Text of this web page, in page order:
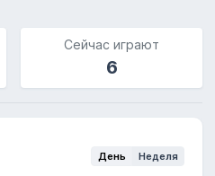
Сейчас играют
6
День Неделя